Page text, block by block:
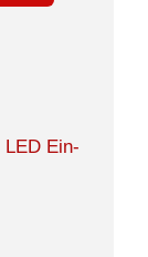
LED Ein-